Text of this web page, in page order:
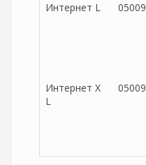
Интернет L
Интернет X
L